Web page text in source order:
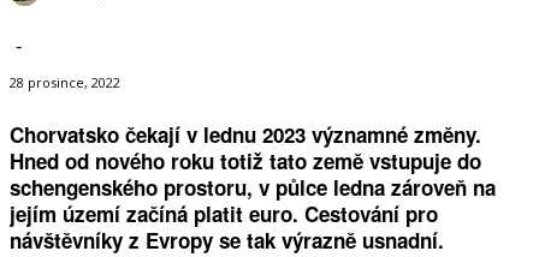
-
28 prosince, 2022
Chorvatsko čekají v lednu 2023 významné změny.
Hned od nového roku totiž tato země vstupuje do
schengenského prostoru, v půlce ledna zároveň na
jejím území začíná platit euro. Cestování pro
návštěvníky z Evropy se tak výrazně usnadní.